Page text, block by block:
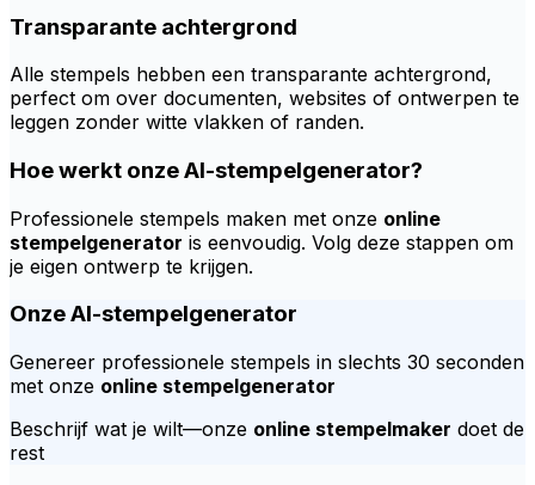
Transparante achtergrond
Alle stempels hebben een transparante achtergrond,
perfect om over documenten, websites of ontwerpen te
leggen zonder witte vlakken of randen.
Hoe werkt onze AI-stempelgenerator?
Professionele stempels maken met onze online
stempelgenerator is eenvoudig. Volg deze stappen om
je eigen ontwerp te krijgen.
Onze AI-stempelgenerator
Genereer professionele stempels in slechts 30 seconden
met onze online stempelgenerator
Beschrijf wat je wilt—onze online stempelmaker doet de
rest